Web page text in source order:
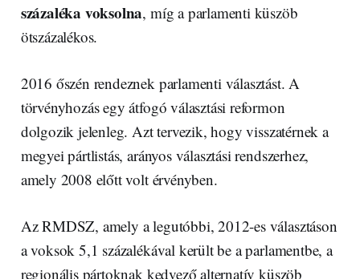
százaléka voksolna, míg a parlamenti küszöb
ötszázalékos.
2016 őszén rendeznek parlamenti választást. A
törvényhozás egy átfogó választási reformon
dolgozik jelenleg. Azt tervezik, hogy visszatérnek a
megyei pártlistás, arányos választási rendszerhez,
amely 2008 előtt volt érvényben.
Az RMDSZ, amely a legutóbbi, 2012-es választáson
a voksok 5,1 százalékával került be a parlamentbe, a
regionális pártoknak kedvező alternatív küszöb